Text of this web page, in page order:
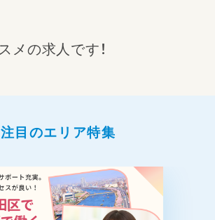
メの求人です！
注目のエリア特集